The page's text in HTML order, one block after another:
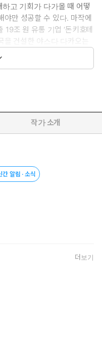
고 기회가 다가올 때 어떻
야만 성공할 수 있다. 마작에
19조 원 유통 기업 ‘돈키호테
을 건설한 야스다 다카오는
와 조직의 운을 철저히 통제
이끌었다. 그는 경영 전선에
혹한 비즈니스 세계를 휘어
직의 운을 대하는 거인의 통
의 공식, 운을 상승시키는 3
명심해야 할 속경견수(速攻
태도, 단순한 승리가 아닌
다룬다. 또한 밑바닥 인생
자가 수십 년의 고난과 실
인 경영 지침서 『원류』의
가르침까지 전한다. 이 책
잃고 고민하는 사람들에게
는 불변의 인사이트를 건네
작가 소개
간 알림 · 소식
더보기